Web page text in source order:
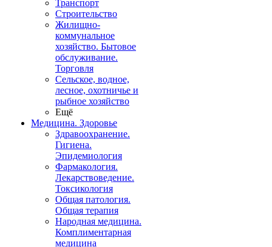
Транспорт
Строительство
Жилищно-
коммунальное
хозяйство. Бытовое
обслуживание.
Торговля
Сельское, водное,
лесное, охотничье и
рыбное хозяйство
Ещё
Медицина. Здоровье
Здравоохранение.
Гигиена.
Эпидемиология
Фармакология.
Лекарствоведение.
Токсикология
Общая патология.
Общая терапия
Народная медицина.
Комплиментарная
медицина